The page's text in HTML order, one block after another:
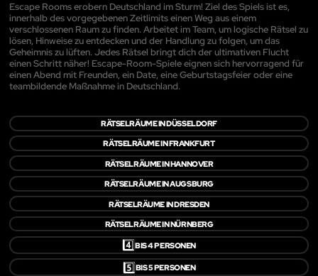
Escape Rooms erobern Deutschland im Sturm! Ziel des Spiels ist es,
innerhalb des vorgegebenen Zeitlimits einen Weg aus einem
verschlossenen Raum zu finden. Arbeitet im Team, um logische Rätsel zu
lösen, Hinweise zu entdecken und der Handlung zu folgen, um das
Geheimnis zu lüften. Jedes Rätsel bringt dich der ultimativen Flucht
einen Schritt näher! Escape-Room-Spiele eignen sich hervorragend für
einen Abend mit Freunden, ein Date, eine Geburtstagsfeier oder eine
teambildende Maßnahme in Deutschland.
RÄTSELRÄUME IN DÜSSELDORF
RÄTSELRÄUME IN FRANKFURT
RÄTSELRÄUME IN HANNOVER
RÄTSELRÄUME IN AUGSBURG
RÄTSELRÄUME IN DRESDEN
RÄTSELRÄUME IN NÜRNBERG
4️⃣BIS 4 PERSONEN
5️⃣BIS 5 PERSONEN